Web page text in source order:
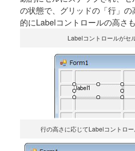
の状態で、グリッドの「行」
的にLabelコントロールの高さ
Labelコントロールがセ
行の高さに応じてLabelコントロ